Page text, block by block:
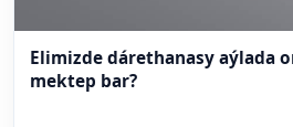
Elimizde dárethanasy aýlada
mektep bar?